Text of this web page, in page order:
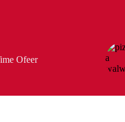
Ofeer